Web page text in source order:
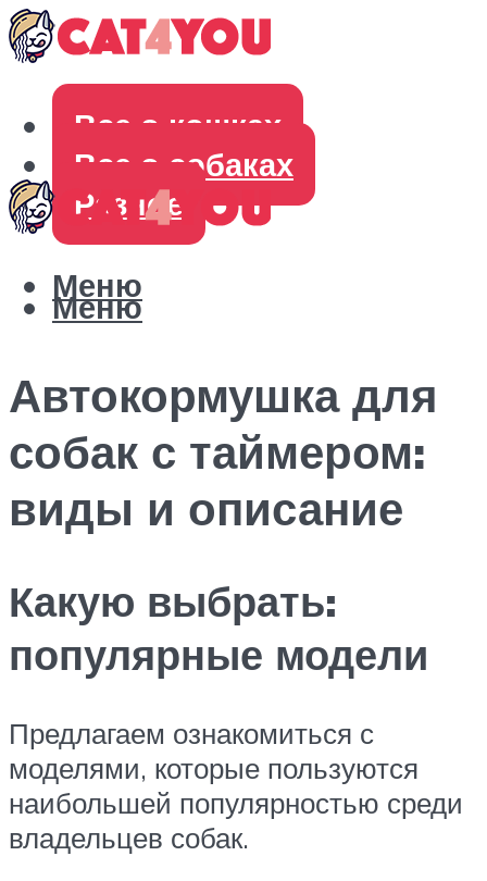
Все о кошках
Все о собаках
Разное
Меню
Меню
Автокормушка для
собак с таймером:
виды и описание
Какую выбрать:
популярные модели
Предлагаем ознакомиться с
моделями, которые пользуются
наибольшей популярностью среди
владельцев собак.